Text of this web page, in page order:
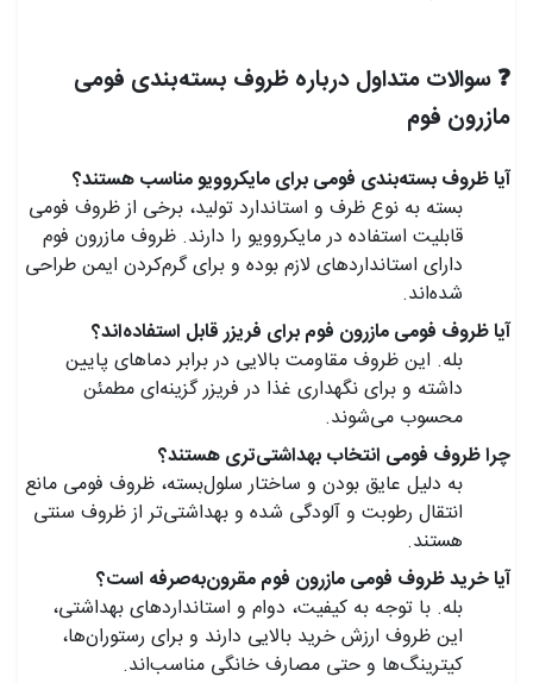
❓ سوالات متداول درباره ظروف بسته‌بندی فومی
مازرون فوم
آیا ظروف بسته‌بندی فومی برای مایکروویو مناسب هستند؟
بسته به نوع ظرف و استاندارد تولید، برخی از ظروف فومی
قابلیت استفاده در مایکروویو را دارند. ظروف مازرون فوم
دارای استانداردهای لازم بوده و برای گرم‌کردن ایمن طراحی
شده‌اند.
آیا ظروف فومی مازرون فوم برای فریزر قابل استفاده‌اند؟
بله. این ظروف مقاومت بالایی در برابر دماهای پایین
داشته و برای نگهداری غذا در فریزر گزینه‌ای مطمئن
محسوب می‌شوند.
چرا ظروف فومی انتخاب بهداشتی‌تری هستند؟
به دلیل عایق بودن و ساختار سلول‌بسته، ظروف فومی مانع
انتقال رطوبت و آلودگی شده و بهداشتی‌تر از ظروف سنتی
هستند.
آیا خرید ظروف فومی مازرون فوم مقرون‌به‌صرفه است؟
بله. با توجه به کیفیت، دوام و استانداردهای بهداشتی،
این ظروف ارزش خرید بالایی دارند و برای رستوران‌ها،
کیترینگ‌ها و حتی مصارف خانگی مناسب‌اند.